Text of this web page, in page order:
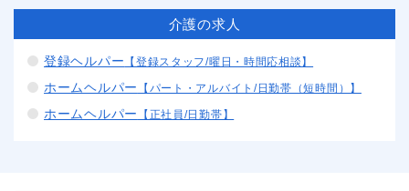
介護の求人
登録ヘルパー 【登録スタッフ/曜日・時間応相談】
ホームヘルパー 【パート・アルバイト/日勤帯（短時間）】
ホームヘルパー 【正社員/日勤帯】